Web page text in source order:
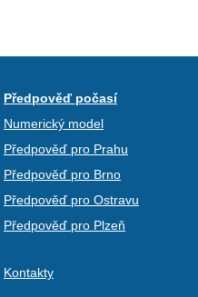
Předpověď počasí
Numerický model
Předpověď pro Prahu
Předpověď pro Brno
Předpověď pro Ostravu
Předpověď pro Plzeň
Kontakty